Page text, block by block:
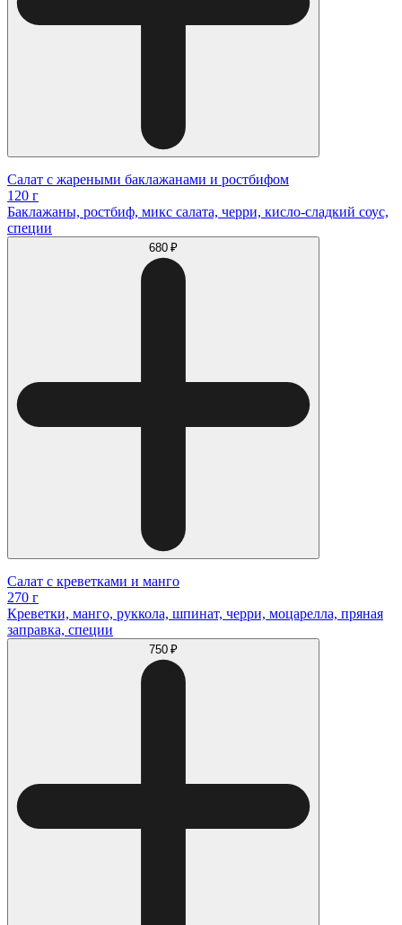
Салат с жареными баклажанами и ростбифом
120 г
Баклажаны, ростбиф, микс салата, черри, кисло-сладкий соус,
специи
680 ₽
Салат с креветками и манго
270 г
Креветки, манго, руккола, шпинат, черри, моцарелла, пряная
заправка, специи
750 ₽